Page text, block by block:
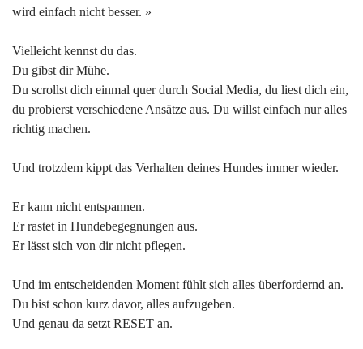
wird einfach nicht besser. »
Vielleicht kennst du das.
Du gibst dir Mühe.
Du scrollst dich einmal quer durch Social Media, du liest dich ein,
du probierst verschiedene Ansätze aus. Du willst einfach nur alles
richtig machen.
Und trotzdem kippt das Verhalten deines Hundes immer wieder.
Er kann nicht entspannen.
Er rastet in Hundebegegnungen aus.
Er lässt sich von dir nicht pflegen.
Und im entscheidenden Moment fühlt sich alles überfordernd an.
Du bist schon kurz davor, alles aufzugeben.
Und genau da setzt RESET an.